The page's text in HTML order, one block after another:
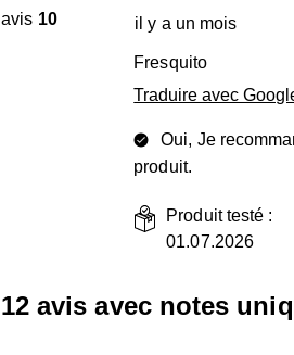
avis 10 il y a un mois
Fresquito
Traduire avec
Oui, Je
produit.
Produit testé :
01.07.2026
12 avis avec notes